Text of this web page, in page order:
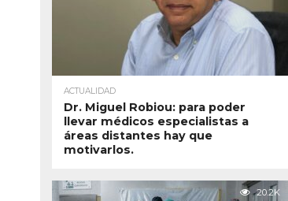
ACTUALIDAD
Dr. Miguel Robiou: para poder
llevar médicos especialistas a
áreas distantes hay que
motivarlos.
20.2K